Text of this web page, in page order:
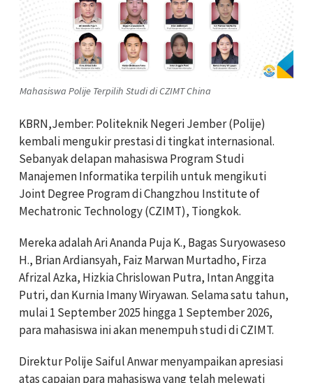
Mahasiswa Polije Terpilih Studi di CZIMT China
KBRN,Jember: Politeknik Negeri Jember (Polije)
kembali mengukir prestasi di tingkat internasional.
Sebanyak delapan mahasiswa Program Studi
Manajemen Informatika terpilih untuk mengikuti
Joint Degree Program di Changzhou Institute of
Mechatronic Technology (CZIMT), Tiongkok.
Mereka adalah Ari Ananda Puja K., Bagas Suryowaseso
H., Brian Ardiansyah, Faiz Marwan Murtadho, Firza
Afrizal Azka, Hizkia Chrislowan Putra, Intan Anggita
Putri, dan Kurnia Imany Wiryawan. Selama satu tahun,
mulai 1 September 2025 hingga 1 September 2026,
para mahasiswa ini akan menempuh studi di CZIMT.
Direktur Polije Saiful Anwar menyampaikan apresiasi
atas capaian para mahasiswa yang telah melewati